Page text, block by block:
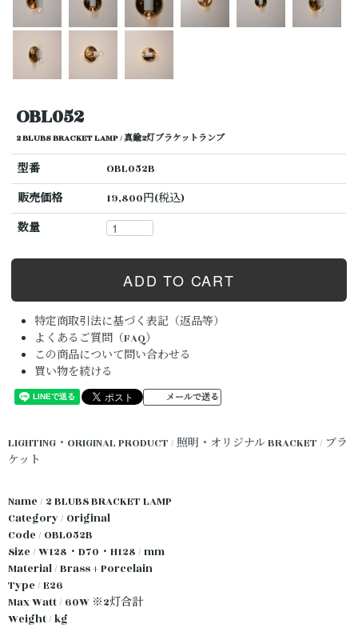
OBL052
2 BLUBS BRACKET LAMP / 真鍮2灯ブラケットランプ
型番
OBL052B
販売価格
19,800円(税込)
数量
特定商取引法に基づく表記（返品等）
よくあるご質問（FAQ）
この商品について問い合わせる
買い物を続ける
メールで送る
LIGHTING・ORIGINAL PRODUCT / 照明・オリジナルBRACKET / ブラ
ケット
Name / 2 BLUBS BRACKET LAMP
Category / Original
Code / OBL052B
Size / W128・D70・H128 / mm
Material / Brass + Porcelain
Type / E26
Max Watt / 60W ※2灯合計
Weight / kg